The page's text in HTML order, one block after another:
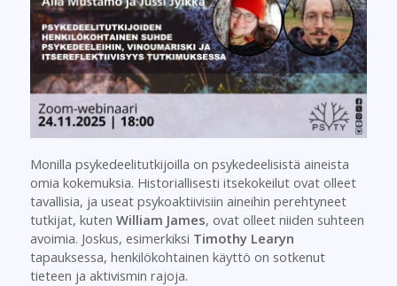
Monilla psykedeelitutkijoilla on psykedeelisistä aineista
omia kokemuksia. Historiallisesti itsekokeilut ovat olleet
tavallisia, ja useat psykoaktiivisiin aineihin perehtyneet
tutkijat, kuten William James, ovat olleet niiden suhteen
avoimia. Joskus, esimerkiksi Timothy Learyn
tapauksessa, henkilökohtainen käyttö on sotkenut
tieteen ja aktivismin rajoja.